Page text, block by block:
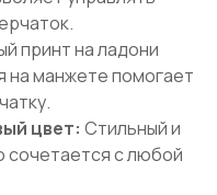
принт на ладони
на манжете помогает
цвет: Стильный и
сочетается с любой